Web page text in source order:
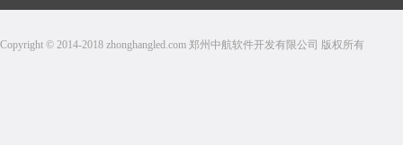
Copyright © 2014-2018 zhonghangled.com 郑州中航软件开发有限公司 版权所有